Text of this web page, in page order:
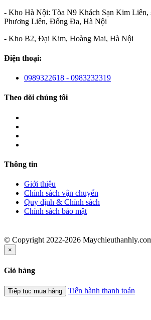
- Kho Hà Nội: Tòa N9 Khách Sạn Kim
Phương Liên, Đống Đa, Hà Nội
- Kho B2, Đại Kim, Hoàng Mai, Hà Nội
Điện thoại:
0989322618 - 0983232319
Theo dõi chúng tôi
Thông tin
Giới thiệu
Chính sách vận chuyển
Quy định & Chính sách
Chính sách bảo mật
© Copyright 2022-2026
×
Giỏ hàng
Tiếp tục mua hàng Tiến hành thanh toán